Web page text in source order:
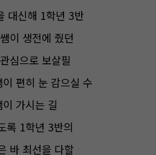
대신해 1학년 3반
이 생전에 줬던
심으로 보살필
편히 눈 감으실 수
가시는 길
록 1학년 3반의
바 최선을 다할